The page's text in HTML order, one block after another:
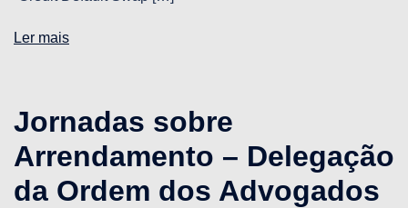
Ler mais
Jornadas sobre
Arrendamento – Delegação
da Ordem dos Advogados